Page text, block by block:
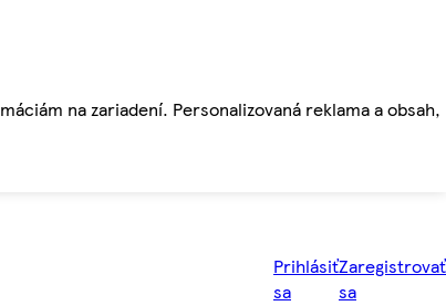
na zariadení. Personalizovaná reklama a obsah,
Prihlásiť
sa
Zaregistrovať
sa